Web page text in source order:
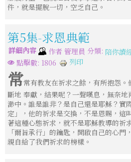
件，就是擺脫一切，空乏自己。
第5集-求恩典範
詳細內容 作者 管理員 分類: 陪你讀
點擊數: 1806
列印
常常有教友在祈求之餘，有所抱怨
斷地 奉獻，結果呢？一聲嘆息，無奈
渺中。誰是誰非？是自己還是耶穌？實
定」，他的祈求是交換，不是恩賜，這
著這種心態祈求，就不是耶穌教導的祈
「爾旨承行」的鑰匙，開啟自己的心
親自給了我們祈求的榜樣。